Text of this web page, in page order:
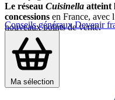
Conseils générauxDevenir
Ma sélection
Le réseau Cuisinella atteint
concessions en France, avec
nouveaux points de vente.
Partager sur :